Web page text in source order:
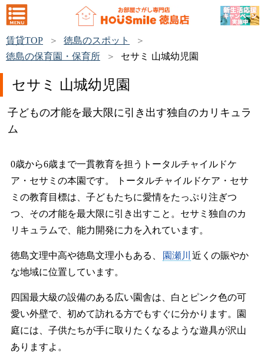
賃貸TOP
徳島のスポット
徳島の保育園・保育所
セサミ 山城幼児園
セサミ 山城幼児園
子どもの才能を最大限に引き出す独自のカリキュラ
ム
0歳から6歳まで一貫教育を担うトータルチャイルドケ
ア・セサミの本園です。 トータルチャイルドケア・セサ
ミの教育目標は、子どもたちに愛情をたっぷり注ぎつ
つ、その才能を最大限に引き出すこと。セサミ独自のカ
リキュラムで、能力開発に力を入れています。
徳島文理中高や徳島文理小もある、 園瀬川
近くの賑やか
な地域に位置しています。
四国最大級の設備のある広い園舎は、白とピンク色の可
愛い外壁で、初めて訪れる方でもすぐに分かります。園
庭には、子供たちが手に取りたくなるような遊具が沢山
ありますよ。